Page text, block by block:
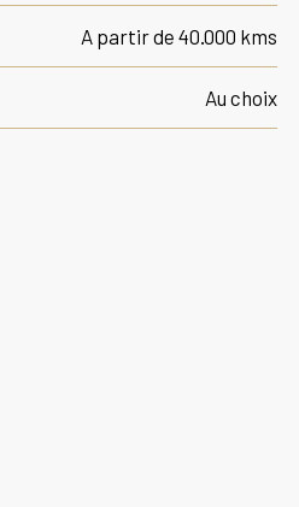
A partir de 40.000 kms
Au choix